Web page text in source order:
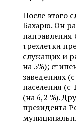
После этого
Бахарю. Он
трехлетки
служащих и
на 5%);
заведениях
населения
(на 6,2 %).
президента